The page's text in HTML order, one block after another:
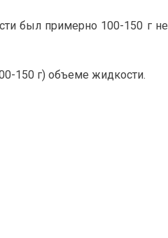
был примерно 100-150 г не
150 г) объеме жидкости.